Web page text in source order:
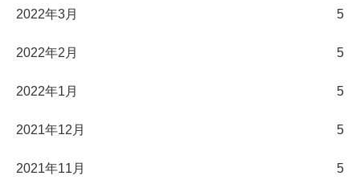
2022年3月 5
2022年2月 5
2022年1月 5
2021年12月 5
2021年11月 5